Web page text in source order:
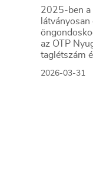
2025-ben a
az OTP
taglétszám
ezredik
2026-03-31